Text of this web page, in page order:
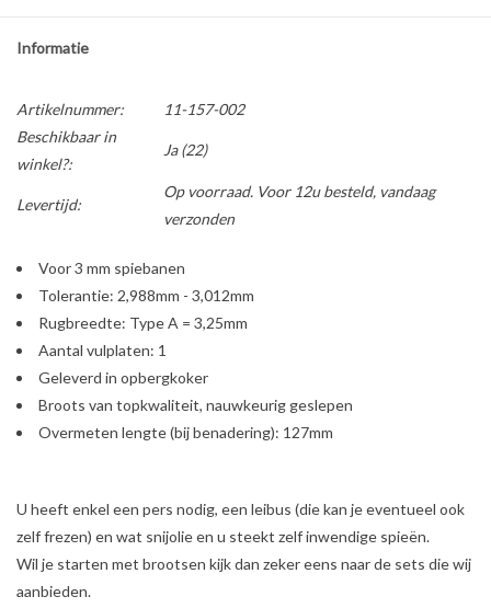
Onderdelen |
Oliën & Smeermiddelen |
TIPS & KENNIS
Informatie
Artikelnummer:
11-157-002
Beschikbaar in
winkel?:
Ja(22)
Levertijd:
Op voorraad. Voor 12u besteld, vandaag
verzonden
Voor 3 mm spiebanen
Tolerantie: 2,988mm - 3,012mm
Rugbreedte: Type A = 3,25mm
Aantal vulplaten: 1
Geleverd in opbergkoker
Broots van topkwaliteit, nauwkeurig geslepen
Overmeten lengte (bij benadering): 127mm
U heeft enkel een pers nodig, een leibus (die kan je eventueel ook
zelf frezen) en wat snijolie en u steekt zelf inwendige spieën.
Wil je starten met brootsen kijk dan zeker eens naar de sets die wij
aanbieden.